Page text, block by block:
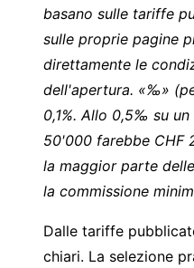
basano sulle tariffe
sulle proprie pagine
direttamente le
dell'apertura. «‰»
0,1%. Allo 0,5‰ su
50'000 farebbe CHF
la maggior parte
la commissione
Dalle tariffe
chiari. La selezione